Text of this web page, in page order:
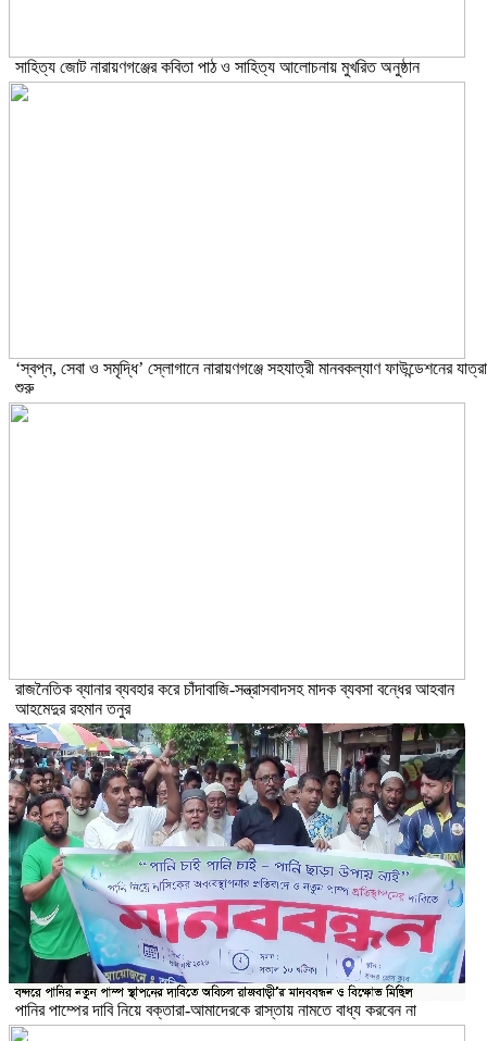
সাহিত্য জোট নারায়ণগঞ্জের কবিতা পাঠ ও সাহিত্য আলোচনায় মুখরিত অনুষ্ঠান
‘স্বপ্ন, সেবা ও সমৃদ্ধি’ স্লোগানে নারায়ণগঞ্জে সহযাত্রী মানবকল্যাণ ফাউন্ডেশনের যাত্রা
শুরু
রাজনৈতিক ব্যানার ব্যবহার করে চাঁদাবাজি-সন্ত্রাসবাদসহ মাদক ব্যবসা বন্ধের আহবান
আহমেদুর রহমান তনুর
পানির পাম্পের দাবি নিয়ে বক্তারা-আমাদেরকে রাস্তায় নামতে বাধ্য করবেন না